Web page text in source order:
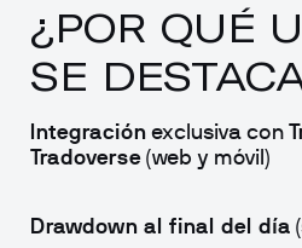
¿POR QUÉ
SE
Integración exclusiva con
Tradoverse (web y móvil)
Drawdown al final del día